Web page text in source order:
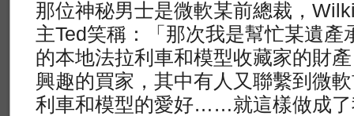
那位神秘男士是微軟某前總裁，
主Ted笑稱：「那次我是幫忙某遺產
的本地法拉利車和模型收藏家的財
興趣的買家，其中有人又聯繫到微
利車和模型的愛好……就這樣做成了